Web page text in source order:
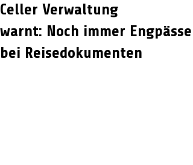
Celler Verwaltung
warnt: Noch immer Engpässe
bei Reisedokumenten